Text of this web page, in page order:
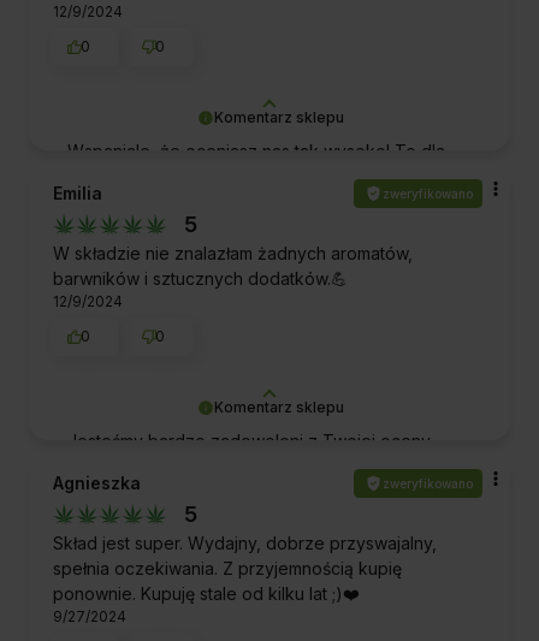
Komentarz sklepu
Wspaniale, że oceniasz nas tak wysoko! To dla
nas potwierdzenie, że spełniliśmy Twoje
oczekiwania. Dziękujemy za zaufanie.
Pozdrawiamy!
12/9/2024
0
0
Komentarz sklepu
Jesteśmy bardzo zadowoleni z Twojej oceny
naszej pracy i produktów! Dziękujemy za wsparcie
i za to, że jesteś z nami. Pozdrawiamy!
Emilia zweryfikowano
5
W składzie nie znalazłam żadnych aromatów,
barwników i sztucznych dodatków.💪
12/9/2024
0
0
Agnieszka zweryfikowano
5
Skład jest super. Wydajny, dobrze przyswajalny,
spełnia oczekiwania. Z przyjemnością kupię
ponownie. Kupuję stale od kilku lat ;)❤️
9/27/2024